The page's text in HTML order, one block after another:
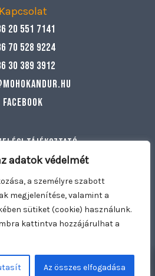
adatok védelmét
a személyre szabott
megjelenítése, valamint a
sütiket (cookie) használunk.
kattintva hozzájárulhat a
Az összes elfogadása
Kapcsolat
20 551 7141
70 528 9224
30 389 3912
Facebook
tájékoztató
feltételek
információ
Kandúr | Nyitva tartunk: Hétfő –
| Kiszállítás: Dunakeszi, Fót, Göd,
Káposztásmegyer